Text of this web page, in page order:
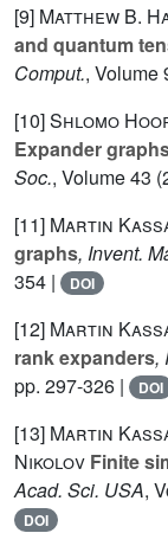
[9] Matthew B.
and quantum
Comput., Volume
[10]Shlomo
Expander
Soc., Volume 43
[11] Martin
graphs, Invent.
354 |
DOI
[12] Martin
rank expanders,
pp. 297-326 |
DOI
[13] Martin
Nikolov Finite
Acad. Sci. USA,
DOI